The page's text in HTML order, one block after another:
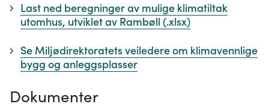
Last ned beregninger av mulige klimatiltak
utomhus, utviklet av Rambøll (.xlsx)
Se Miljødirektoratets veiledere om klimavennlige
bygg og anleggsplasser
Dokumenter